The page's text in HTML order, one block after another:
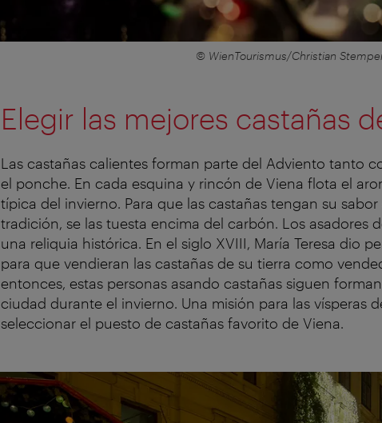
© WienTourismus/Christian
Elegir las mejores castañas
Las castañas calientes forman parte del Adviento tanto
el ponche. En cada esquina y rincón de Viena flota el
típica del invierno. Para que las castañas tengan su
tradición, se las tuesta encima del carbón. Los asadores
una reliquia histórica. En el siglo XVIII, María Teresa dio
para que vendieran las castañas de su tierra como
entonces, estas personas asando castañas siguen
ciudad durante el invierno. Una misión para las vísperas
seleccionar el puesto de castañas favorito de Viena.